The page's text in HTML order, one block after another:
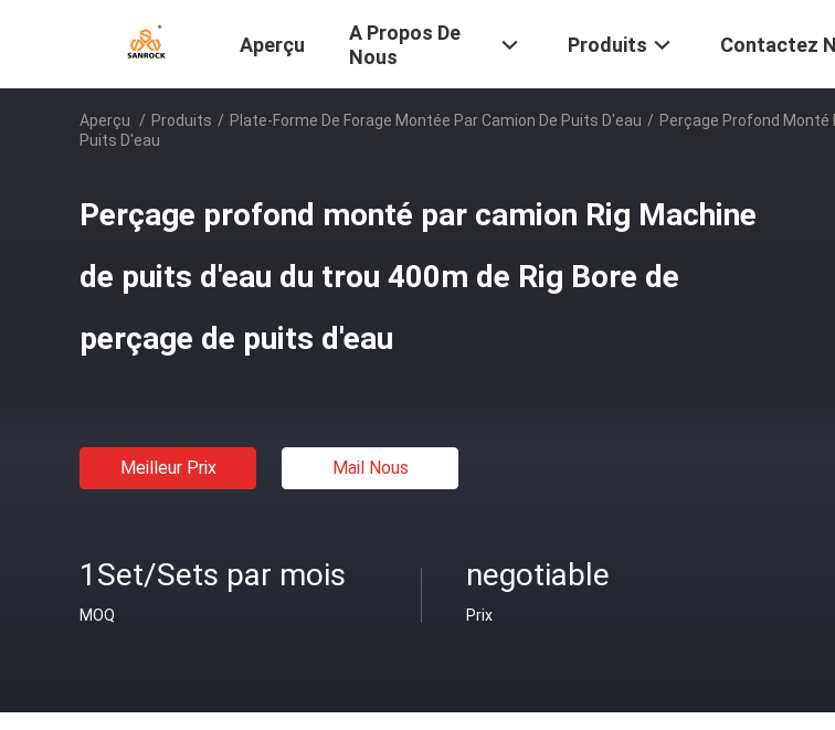
Aperçu
A Propos De
Nous
Produits Contactez
Aperçu / Produits / Plate-Forme De Forage Montée Par Camion De Puits D'eau / Perçage Profond Monté
Puits D'eau
Perçage profond monté par camion Rig Machine
de puits d'eau du trou 400m de Rig Bore de
perçage de puits d'eau
Meilleur Prix Mail Nous
1Set/Sets par mois
MOQ
negotiable
Prix